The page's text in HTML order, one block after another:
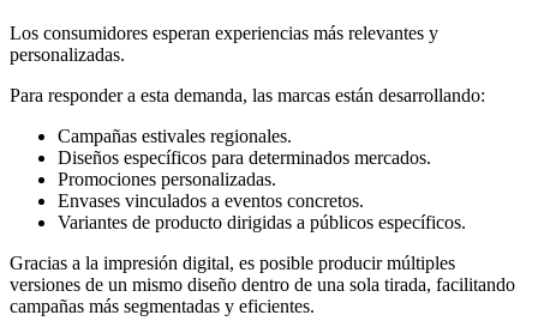
Los consumidores esperan experiencias más relevantes y
personalizadas.
Para responder a esta demanda, las marcas están desarrollando:
Campañas estivales regionales.
Diseños específicos para determinados mercados.
Promociones personalizadas.
Envases vinculados a eventos concretos.
Variantes de producto dirigidas a públicos específicos.
Gracias a la impresión digital, es posible producir múltiples
versiones de un mismo diseño dentro de una sola tirada, facilitando
campañas más segmentadas y eficientes.